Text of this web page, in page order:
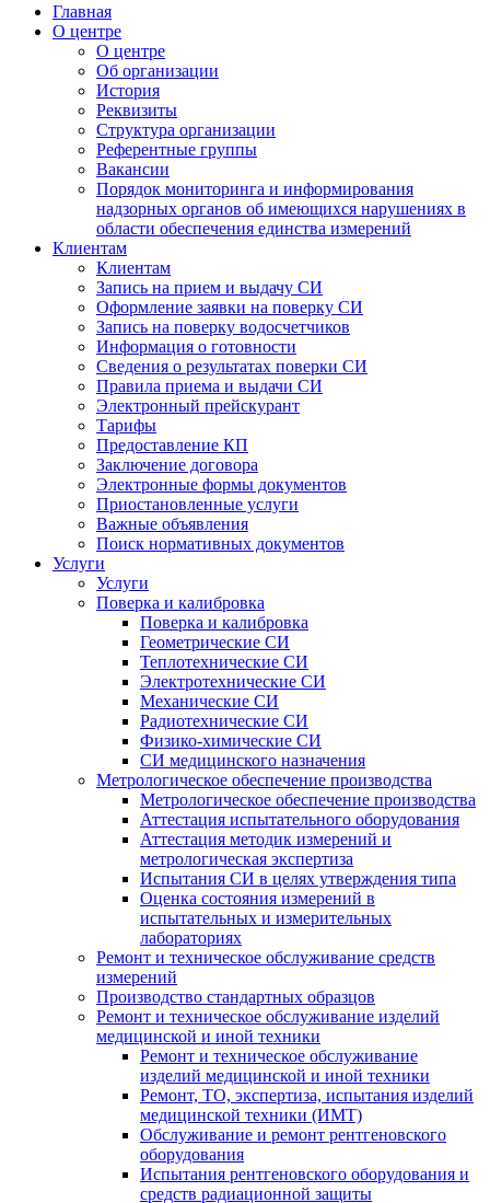
Главная
О центре
О центре
Об организации
История
Реквизиты
Структура организации
Референтные группы
Вакансии
Порядок мониторинга и информирования
надзорных органов об имеющихся нарушениях в
области обеспечения единства измерений
Клиентам
Клиентам
Запись на прием и выдачу СИ
Оформление заявки на поверку СИ
Запись на поверку водосчетчиков
Информация о готовности
Сведения о результатах поверки СИ
Правила приема и выдачи СИ
Электронный прейскурант
Тарифы
Предоставление КП
Заключение договора
Электронные формы документов
Приостановленные услуги
Важные объявления
Поиск нормативных документов
Услуги
Услуги
Поверка и калибровка
Поверка и калибровка
Геометрические СИ
Теплотехнические СИ
Электротехнические СИ
Механические СИ
Радиотехнические СИ
Физико-химические СИ
СИ медицинского назначения
Метрологическое обеспечение производства
Метрологическое обеспечение производства
Аттестация испытательного оборудования
Аттестация методик измерений и
метрологическая экспертиза
Испытания СИ в целях утверждения типа
Оценка состояния измерений в
испытательных и измерительных
лабораториях
Ремонт и техническое обслуживание средств
измерений
Производство стандартных образцов
Ремонт и техническое обслуживание изделий
медицинской и иной техники
Ремонт и техническое обслуживание
изделий медицинской и иной техники
Ремонт, ТО, экспертиза, испытания изделий
медицинской техники (ИМТ)
Обслуживание и ремонт рентгеновского
оборудования
Испытания рентгеновского оборудования и
средств радиационной защиты